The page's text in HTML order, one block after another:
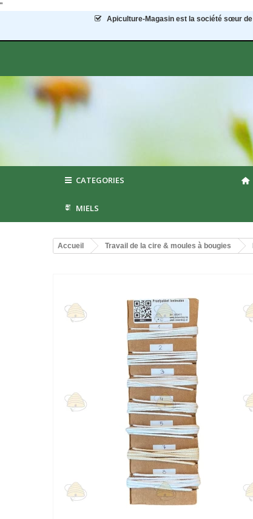
"
Apiculture-Magasin est la société sœur
CATEGORIES
MIELS
Accueil Travail de la cire & moules à bougies